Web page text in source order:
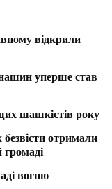
відкрили
уперше став
шашкістів року
отримали
громаді
вогню